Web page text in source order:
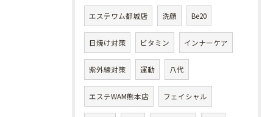
エステワム都城店 洗顔 Be20
日焼け対策 ビタミン インナーケア
紫外線対策 運動 八代
エステWAM熊本店 フェイシャル